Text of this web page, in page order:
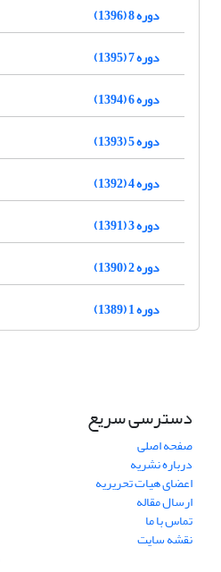
دوره 8 (1396)
دوره 7 (1395)
دوره 6 (1394)
دوره 5 (1393)
دوره 4 (1392)
دوره 3 (1391)
دوره 2 (1390)
دوره 1 (1389)
دسترسی سریع
صفحه اصلی
درباره نشریه
اعضای هیات تحریریه
ارسال مقاله
تماس با ما
نقشه سایت